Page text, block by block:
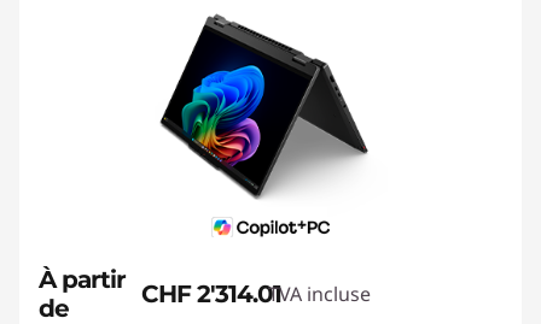
À partir
de
CHF 2'314.01TVA incluse